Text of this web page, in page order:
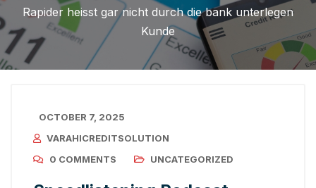
Rapider heisst gar nicht durch die bank unterlegen
Kunde
OCTOBER 7, 2025
VARAHICREDITSOLUTION
0 COMMENTS
UNCATEGORIZED